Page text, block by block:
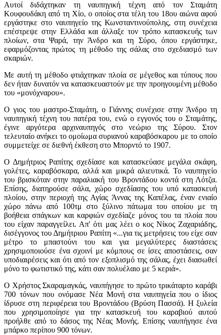
Αυτοί διδάχτηκαν τη ναυπηγική τέχνη από τον Σταμάτη
Κουφουδάκη από τη Χίο, ο οποίος στα τέλη του 18ου αιώνα αφού
εργάστηκε στο ναυπηγείο της Κωνσταντινούπολης, στη συνέχεια
επέστρεψε στην Ελλάδα και άλλαξε τον τρόπο κατασκευής των
πλοίων, στα Ψαρά, την Άνδρο και τη Σύρο, όπου εργάστηκε,
εφαρμόζοντας πρώτος τη μέθοδο της σάλας στο σχεδιασμό των
σκαριών.
Με αυτή τη μέθοδο φτιάχτηκαν πλοία σε μέγεθος και τύπους που
δεν ήταν δυνατόν να κατασκευαστούν με την προηγουμένη μέθοδο
του «μονόχναρου».
Ο γιος του μαστρο-Σταμάτη, ο Γιάννης συνέχισε στην Άνδρο τη
ναυπηγική τέχνη του πατέρα του, ενώ ο εγγονός του ο Σταμάτης,
έγινε αργότερα αρχιναυπηγός στο νεώριο της Σύρου. Στον
τελευταίο ανήκει το ομοίωμα συριανού καραβόσκαρου με το οποίο
συμμετείχε σε διεθνή έκθεση στο Μπορντό το 1907.
Ο Δημήτριος Ραπίτης σχεδίασε και κατασκεύασε μεγάλα σκάφη,
γολέτες, καραβόσκαρα, αλλά και μικρά αλιευτικά. Το ναυπηγείο
του βρισκόταν στην παραλιακή του Βροντάδου κοντά στη Λότζα.
Επίσης, διατηρούσε σάλα, χώρο σχεδίασης του υπό κατασκευή
πλοίου, στην περιοχή της Αγίας Άννας της Καπέλας, έναν ενιαίο
χώρο πάνω από 100τμ στο ξύλινο πάτωμα του οποίου με τη
βοήθεια σπάγκων και καρφιών σχεδίαζε μόνος του τα πλοία που
του είχαν παραγγείλει. Απ' ότι μας λέει ο κος Νίκος Ζαχαριάδης,
δισέγγονος του Δημήτριου Ραπίτη «...για τις μετρήσεις του είχε σαν
μέτρο το μπαστούνι του και για μεγαλύτερες διαστάσεις
χρησιμοποιούσε ένα σχοινί με κόμπους σε ίσες αποστάσεις, σαν
υποδιαιρέσεις και ότι από τον εξοπλισμό της σάλας, έχει διασωθεί
μόνο το φωτιστικό της, κάτι σαν πολυέλαιο με 5 κεριά».
Ο Χρήστος Σκαραμαγκάς, ναυπήγησε το πρώτο τρικάταρτο καράβι
700 τόνων που ονόμασε Νέα Μονή στα ναυπηγεία που ο ίδιος
ίδρυσε στη περιφέρεια του Βροντάδου (Βρύση Πασσά). Η ξυλεία
που χρησιμοποίησε για την κατασκευή του καραβιού αυτού
προήλθε από το δάσος της Νέας Μονής. Επίσης ναυπήγησε ένα
μπάρκο περίπου 900 τόνων.